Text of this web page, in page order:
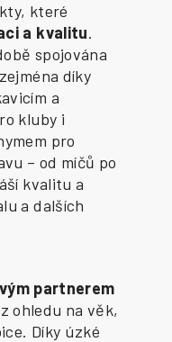
které
a kvalitu.
spojována
díky
a
kluby i
pro
– od míčů po
kvalitu a
a dalších
partnerem
ohledu na věk,
Díky úzké